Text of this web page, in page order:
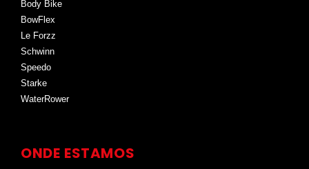
Body Bike
BowFlex
Le Forzz
Schwinn
Speedo
Starke
WaterRower
ONDE ESTAMOS